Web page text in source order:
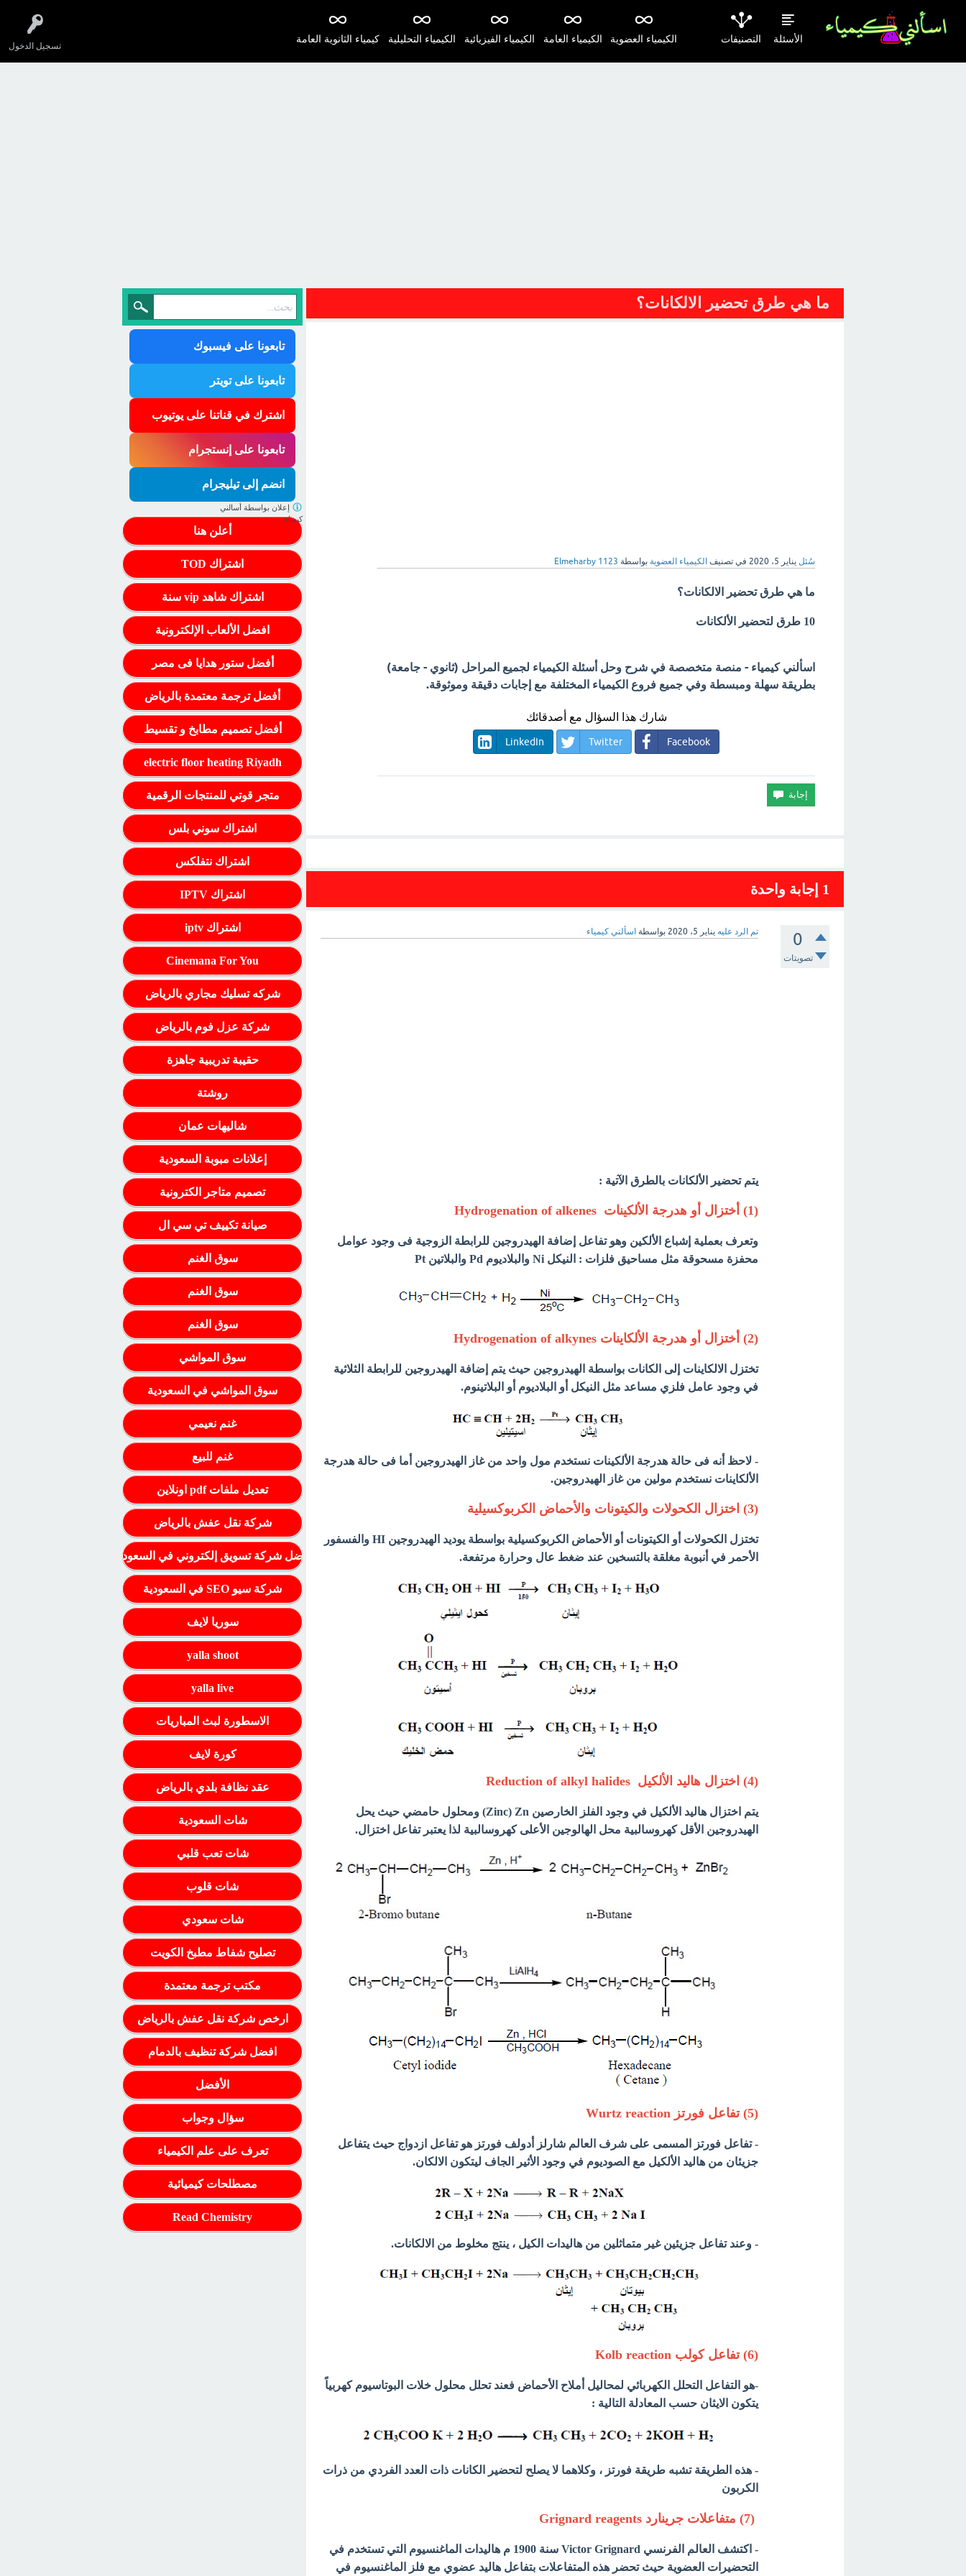
تسجيل الدخول
الأسئلة التصنيفات كيمياء الثانوية العامة الكيمياء التحليلية الكيمياء الفيزيائية الكيمياء العامة الكيمياء العضوية
ما هي طرق تحضير الالكانات؟
سُئل يناير 5، 2020 في تصنيف الكيمياء العضوية بواسطة Elmeharby 1123
ما هي طرق تحضير الالكانات؟
10 طرق لتحضير الألكانات
اسألني كيمياء - منصة متخصصة في شرح وحل أسئلة الكيمياء لجميع المراحل (ثانوي - جامعة)
بطريقة سهلة ومبسطة وفي جميع فروع الكيمياء المختلفة مع إجابات دقيقة وموثوقة.
شارك هذا السؤال مع أصدقائك
Facebook
Twitter
LinkedIn
1 إجابة واحدة
0
تصويتات
تم الرد عليه يناير 5، 2020 بواسطة اسألني كيمياء
يتم تحضير الألكانات بالطرق الآتية :
(1) أختزال أو هدرجة الألكينات Hydrogenation of alkenes
وتعرف بعملية إشباع الألكين وهو تفاعل إضافة الهيدروجين للرابطة الزوجية فى وجود عوامل
محفزة مسحوقة مثل مساحيق فلزات : النيكل Ni والبلاديوم Pd والبلاتين Pt
(2) أختزال أو هدرجة الألكاينات Hydrogenation of alkynes
تختزل الالكاينات إلى الكانات بواسطة الهيدروجين حيث يتم إضافة الهيدروجين للرابطة الثلاثية
في وجود عامل فلزي مساعد مثل النيكل أو البلاديوم أو البلاتينوم.
- لاحظ أنه فى حالة هدرجة الألكينات نستخدم مول واحد من غاز الهيدروجين أما فى حالة هدرجة
الألكاينات نستخدم مولين من غاز الهيدروجين.
(3) اختزال الكحولات والكيتونات والأحماض الكربوكسيلية
تختزل الكحولات أو الكيتونات أو الأحماض الكربوكسيلية بواسطة يوديد الهيدروجين HI والفسفور
الأحمر في أنبوبة مغلقة بالتسخين عند ضغط عال وحرارة مرتفعة.
(4) اختزال هاليد الألكيل Reduction of alkyl halides
يتم اختزال هاليد الألكيل في وجود الفلز الخارصين Zinc) Zn) ومحلول حامضي حيث يحل
الهيدروجين الأقل كهروسالبية محل الهالوجين الأعلى كهروسالبية لذا يعتبر تفاعل اختزال.
(5) تفاعل فورتز Wurtz reaction
- تفاعل فورتز المسمى على شرف العالم شارلز أدولف فورتز هو تفاعل ازدواج حيث يتفاعل
جزيئان من هاليد الألكيل مع الصوديوم في وجود الأثير الجاف ليتكون الالكان.
- وعند تفاعل جزيئين غير متماثلين من هاليدات الكيل ، ينتج مخلوط من الالكانات.
(6) تفاعل كولب Kolb reaction
-هو التفاعل التحلل الكهربائي لمحاليل أملاح الأحماض فعند تحلل محلول خلات البوتاسيوم كهربياً
يتكون الايثان حسب المعادلة التالية :
- هذه الطريقة تشبه طريقة فورتز ، وكلاهما لا يصلح لتحضير الكانات ذات العدد الفردي من ذرات
الكربون
(7) متفاعلات جرينارد Grignard reagents
- اكتشف العالم الفرنسي Victor Grignard سنة 1900 م هاليدات الماغنسيوم التي تستخدم في
التحضيرات العضوية حيث تحضر هذه المتفاعلات بتفاعل هاليد عضوي مع فلز الماغنسيوم في
تابعونا على فيسبوك
تابعونا على تويتر
اشترك في قناتنا على يوتيوب
تابعونا على إنستجرام
انضم إلى تيليجرام
أعلن هنا
اشتراك TOD
اشتراك شاهد vip سنة
افضل الألعاب الإلكترونية
أفضل ستور هدايا فى مصر
أفضل ترجمة معتمدة بالرياض
أفضل تصميم مطابخ و تقسيط
electric floor heating Riyadh
متجر قوتي للمنتجات الرقمية
اشتراك سوني بلس
اشتراك نتفلكس
اشتراك IPTV
اشتراك iptv
Cinemana For You
شركه تسليك مجاري بالرياض
شركة عزل فوم بالرياض
حقيبة تدريبية جاهزة
روشتة
شاليهات عمان
إعلانات مبوبة السعودية
تصميم متاجر الكترونية
صيانة تكييف تي سي ال
سوق الغنم
سوق الغنم
سوق الغنم
سوق المواشي
سوق المواشي في السعودية
غنم نعيمي
غنم للبيع
تعديل ملفات pdf اونلاين
شركة نقل عفش بالرياض
أفضل شركة تسويق إلكتروني في السعودية
شركة سيو SEO في السعودية
سوريا لايف
yalla shoot
yalla live
الاسطورة لبث المباريات
كورة لايف
عقد نظافة بلدي بالرياض
شات السعودية
شات تعب قلبي
شات قلوب
شات سعودي
تصليح شفاط مطبخ الكويت
مكتب ترجمة معتمدة
ارخص شركة نقل عفش بالرياض
افضل شركة تنظيف بالدمام
الأفضل
سؤال وجواب
تعرف على علم الكيمياء
مصطلحات كيميائية
Read Chemistry
إعلان بواسطة أسالني
كيمياء